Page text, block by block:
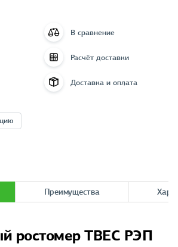
В сравнение
Расчёт доставки
Доставка и оплата
Преимущества
ростомер ТВЕС РЭП